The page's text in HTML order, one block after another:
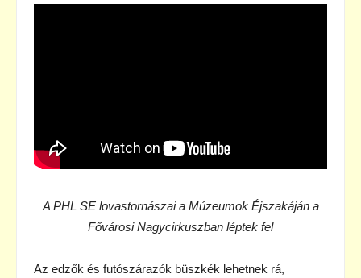
A PHL SE lovastornászai a Múzeumok Éjszakáján a
Fővárosi Nagycirkuszban léptek fel
Az edzők és futószárazók büszkék lehetnek rá,